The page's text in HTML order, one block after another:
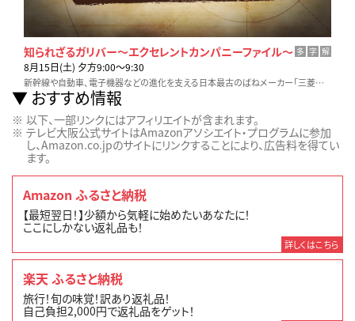
知られざるガリバー～エクセレントカンパニーファイル～ 多 字 解
8月15日(土) 夕方9:00〜9:30
新幹線や自動車、電子機器などの進化を支える日本最古のばねメーカー「三菱製鋼」。素材から一貫生産する独自技術と、軽量化・高耐久性を叶える新たな開発力の全貌に迫る！
おすすめ情報
以下、一部リンクにはアフィリエイトが含まれます。
テレビ大阪公式サイトはAmazonアソシエイト・プログラムに参加
し、Amazon.co.jpのサイトにリンクすることにより、広告料を得てい
ます。
Amazon ふるさと納税
【最短翌日！】少額から気軽に始めたいあなたに！
ここにしかない返礼品も！
詳しくはこちら
楽天 ふるさと納税
旅行！旬の味覚！訳あり返礼品！
自己負担2,000円で返礼品をゲット！